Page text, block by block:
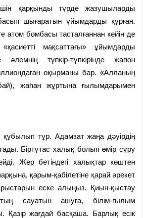
қарқынды түрде жазушыларды
шығаратын ұйымдарды құрған.
атом бомбасы тасталғаннан кейін де
мақсаттағы» ұйымдарды
әлемнің түпкір-түпкірінде жапон
оқырманы бар. «Алланың
жаһан жұртына ғылымдарымен
құбылып тұр. Адамзат жаңа дәуірдің
Біртұтас халық болып өмір сүру
Жер бетіндегі халықтар көштен
қарым-қабілетіне қарай әрекет
еске алыңыз. Қиын-қыстау
сауатын ашуға, білім-ғылым
Қазір жағдай басқаша. Барлық есік